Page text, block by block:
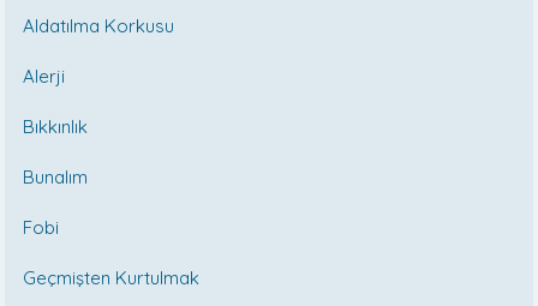
Aldatılma Korkusu
Alerji
Bıkkınlık
Bunalım
Fobi
Geçmişten Kurtulmak